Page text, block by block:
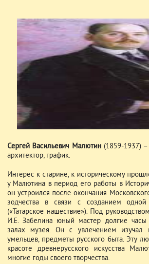
Сергей Васильевич Малютин(1859-1937) –
архитектор, график.
Интерес к старине, к историческому
у Малютина в период его работы в
он устроился после окончания
зодчества в связи с созданием
(«Татарское нашествие»). Под
И.Е. Забелина юный мастер долгие
залах музея. Он с увлечением изучал
умельцев, предметы русского быта. Эту
красоте древнерусского искусства
многие годы своего творчества.